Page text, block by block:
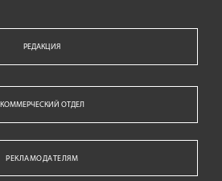
РЕДАКЦИЯ
КОММЕРЧЕСКИЙ ОТДЕЛ
РЕКЛАМОДАТЕЛЯМ